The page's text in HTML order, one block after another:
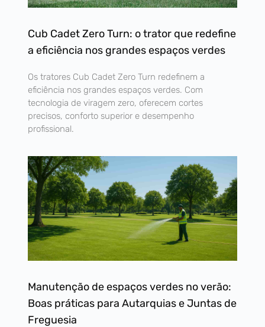
Cub Cadet Zero Turn: o trator que redefine
a eficiência nos grandes espaços verdes
Os tratores Cub Cadet Zero Turn redefinem a
eficiência nos grandes espaços verdes. Com
tecnologia de viragem zero, oferecem cortes
precisos, conforto superior e desempenho
profissional.
Manutenção de espaços verdes no verão:
Boas práticas para Autarquias e Juntas de
Freguesia